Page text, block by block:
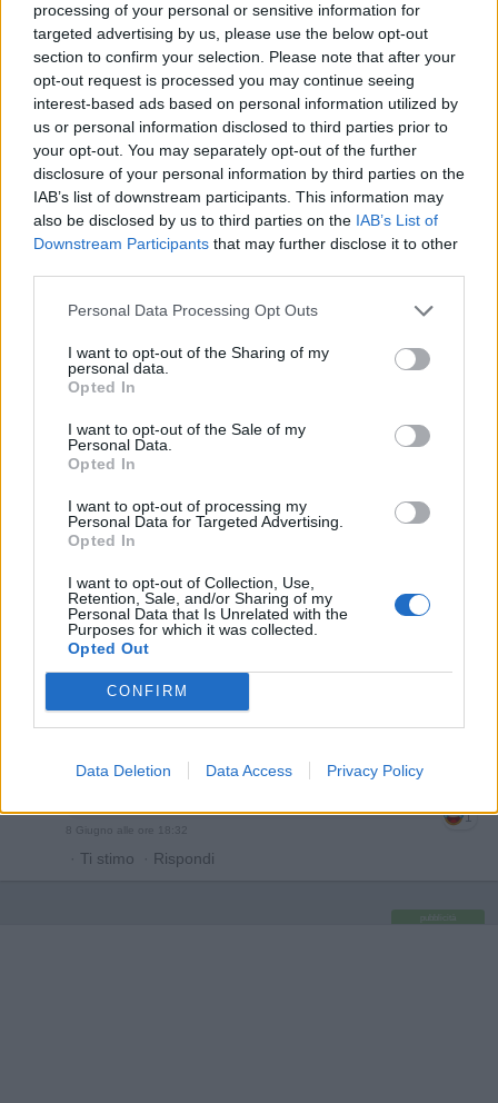
processing of your personal or sensitive information for
targeted advertising by us, please use the below opt-out
section to confirm your selection. Please note that after your
opt-out request is processed you may continue seeing
interest-based ads based on personal information utilized by
us or personal information disclosed to third parties prior to
your opt-out. You may separately opt-out of the further
disclosure of your personal information by third parties on the
IAB’s list of downstream participants. This information may
also be disclosed by us to third parties on the IAB’s List of
Downstream Participants that may further disclose it to other
Personal Data Processing Opt Outs
I want to opt-out of the Sharing of my
personal data.
Opted In
I want to opt-out of the Sale of my
Personal Data.
Opted In
I want to opt-out of processing my
Personal Data for Targeted Advertising.
Opted In
I want to opt-out of Collection, Use,
Retention, Sale, and/or Sharing of my
Personal Data that Is Unrelated with the
Purposes for which it was collected.
Opted Out
CONFIRM
Data Deletion Data Access Privacy Policy
8 Giugno alle ore 16:27
·Ti stimo·Rispondi
Pastafariano:Bronsequerte Alla faccia del Nonnetto
8 Giugno alle ore 16:29
·Ti stimo
SuOldBoy:Vabbe, io ho conosciuto una di Sestri
Ponente che si chiama Tromba Daria e la Sorella
Tromba Ylenia...
8 Giugno alle ore 16:40
Ti stimo· Rispondi
di cognome "Partita", che diventava la Signora Partita
1
8 Giugno alle ore 18:32
· Ti stimo · Rispondi
pubblicità